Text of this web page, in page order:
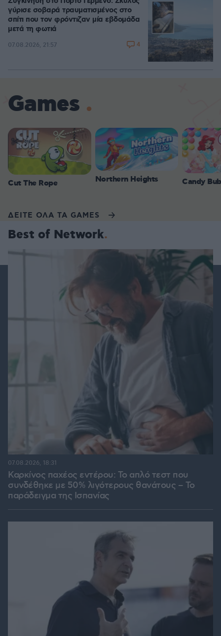
γύρισε σοβαρά τραυματισμένος στο
σπίτι που τον φρόντιζαν μία εβδομάδα
μετά τη φωτιά
07.08.2026, 21:57 4
Games
Cut The Rope Northern Heights Candy
ΔΕΙΤΕ ΟΛΑ ΤΑ GAMES
Best of Network
Καρκίνος παχέος εντέρου: Το απλό τεστ που
συνδέθηκε με 50% λιγότερους θανάτους – Το
παράδειγμα της Ισπανίας
07.08.2026, 18:31